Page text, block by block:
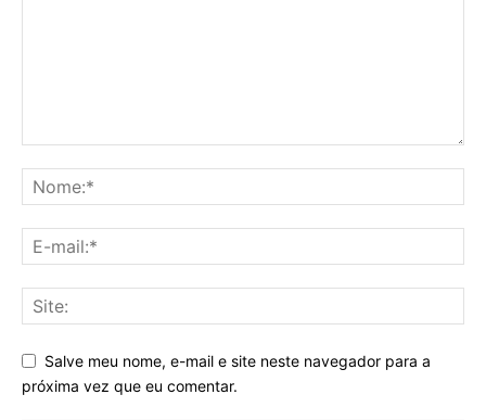
Salve meu nome, e-mail e site neste navegador para a
próxima vez que eu comentar.